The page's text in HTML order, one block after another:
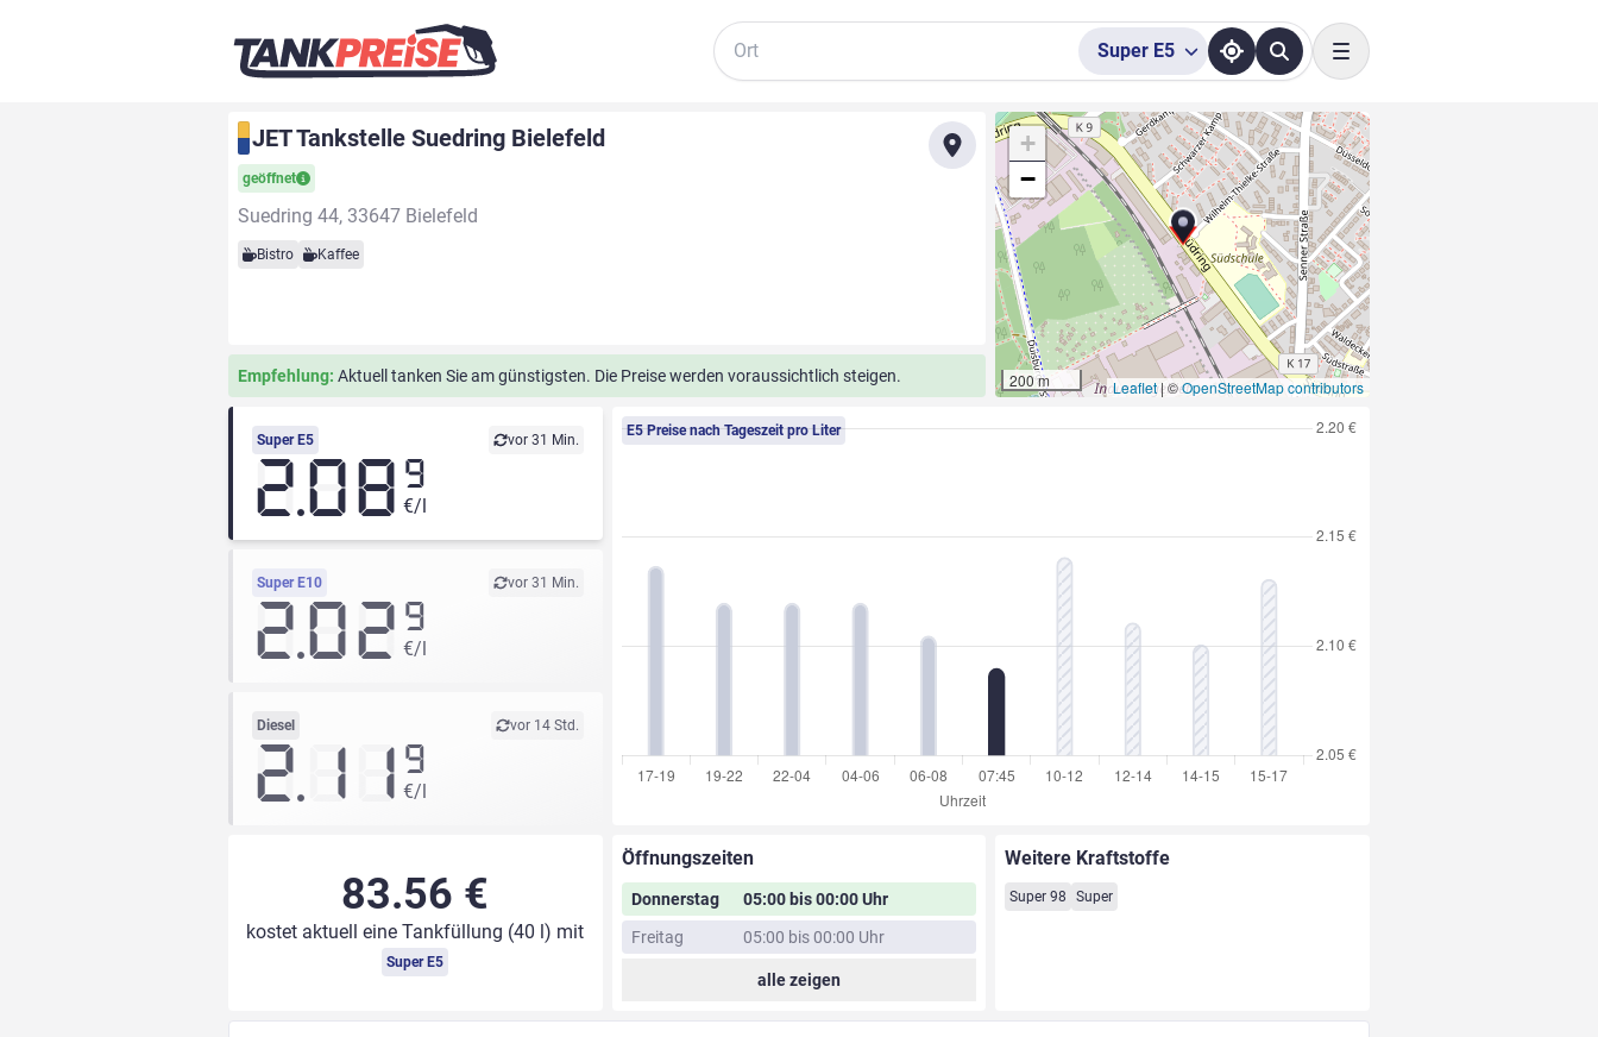
Suche
Super E5
Toggle navigation
JET Tankstelle Suedring Bielefeld
geöffnet
Suedring 44, 33647 Bielefeld
Bistro Kaffee
Empfehlung: Aktuell tanken Sie am günstigsten. Die Preise werden voraussichtlich steigen.
+
−
200 m Leaflet|©OpenStreetMap contributors
Super E5 vor 31 Min.
2.08 9
€/l
Super E10 vor 31 Min.
2.02 9
€/l
Diesel vor 14 Std.
2.11 9
€/l
E5 Preise nach Tageszeit pro Liter
83.56 €
kostet aktuell eine Tankfüllung (40 l) mit
Super E5
Öffnungszeiten
Donnerstag
05:00 bis 00:00 Uhr
Freitag
05:00 bis 00:00 Uhr
alle zeigen
Weitere Kraftstoffe
Super 98 Super